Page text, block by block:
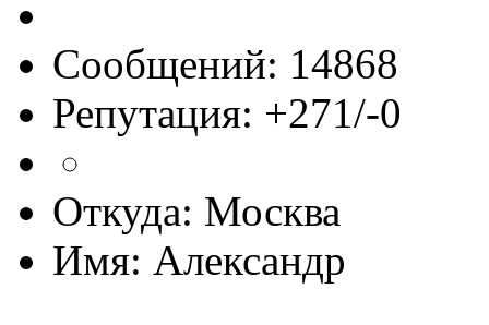
Сообщений: 14868
Репутация: +271/-0
Откуда: Москва
Имя: Александр